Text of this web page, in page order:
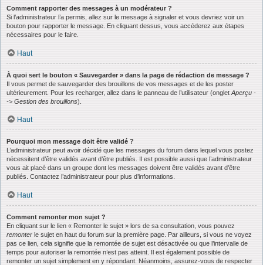
Comment rapporter des messages à un modérateur ?
Si l’administrateur l’a permis, allez sur le message à signaler et vous devriez voir un
bouton pour rapporter le message. En cliquant dessus, vous accéderez aux étapes
nécessaires pour le faire.
Haut
À quoi sert le bouton « Sauvegarder » dans la page de rédaction de message ?
Il vous permet de sauvegarder des brouillons de vos messages et de les poster
ultérieurement. Pour les recharger, allez dans le panneau de l’utilisateur (onglet Aperçu -
-> Gestion des brouillons).
Haut
Pourquoi mon message doit être validé ?
L’administrateur peut avoir décidé que les messages du forum dans lequel vous postez
nécessitent d’être validés avant d’être publiés. Il est possible aussi que l’administrateur
vous ait placé dans un groupe dont les messages doivent être validés avant d’être
publiés. Contactez l’administrateur pour plus d’informations.
Haut
Comment remonter mon sujet ?
En cliquant sur le lien « Remonter le sujet » lors de sa consultation, vous pouvez
remonter le sujet en haut du forum sur la première page. Par ailleurs, si vous ne voyez
pas ce lien, cela signifie que la remontée de sujet est désactivée ou que l’intervalle de
temps pour autoriser la remontée n’est pas atteint. Il est également possible de
remonter un sujet simplement en y répondant. Néanmoins, assurez-vous de respecter